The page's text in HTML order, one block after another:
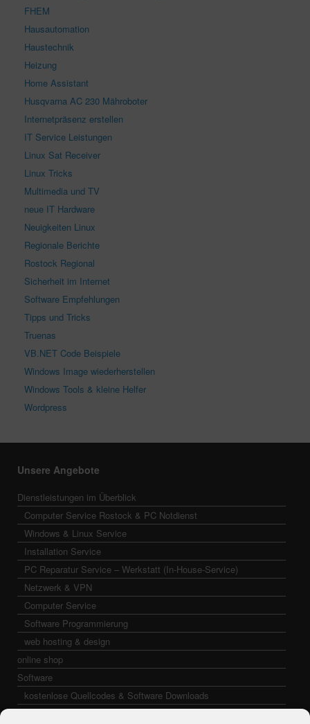
FHEM
Hausautomation
Haustechnik
Heizung
Home Assistant
Husqvarna AC 230 Mähroboter
Internetpräsenz erstellen
IT Service Leistungen
Linux Sat Receiver
Linux Tricks
Multimedia und TV
neue IT Hardware
Neuigkeiten Linux
Regionale Berichte
Rostock Regional
Sicherheit im Internet
Software Empfehlungen
Tipps und Tricks
Truenas
VB.NET Code Beispiele
Windows Image wiederherstellen
Windows Tools & kleine Helfer
Wordpress
Unsere Angebote
Dienstleistungen im Überblick
Computer Service Rostock & PC Notdienst
Windows & Linux Service
Installation Service
PC Reparatur Service – Werkstatt (In-House-Service)
Netzwerk & VPN
Computer Service
Software Programmierung
web hosting & design
online shop
Software
kostenlose Quellcodes & Software Downloads